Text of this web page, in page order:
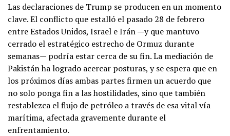
Las declaraciones de Trump se producen en un momento
clave. El conflicto que estalló el pasado 28 de febrero
entre Estados Unidos, Israel e Irán —y que mantuvo
cerrado el estratégico estrecho de Ormuz durante
semanas— podría estar cerca de su fin. La mediación de
Pakistán ha logrado acercar posturas, y se espera que en
los próximos días ambas partes firmen un acuerdo que
no solo ponga fin a las hostilidades, sino que también
restablezca el flujo de petróleo a través de esa vital vía
marítima, afectada gravemente durante el
enfrentamiento.